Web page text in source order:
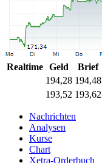
Realtime Geld Brief
194,28 194,48
193,52 193,62
Nachrichten
Analysen
Kurse
Chart
Xetra-Orderbuch